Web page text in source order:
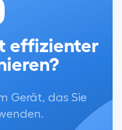
effizienter
Gerät, das Sie